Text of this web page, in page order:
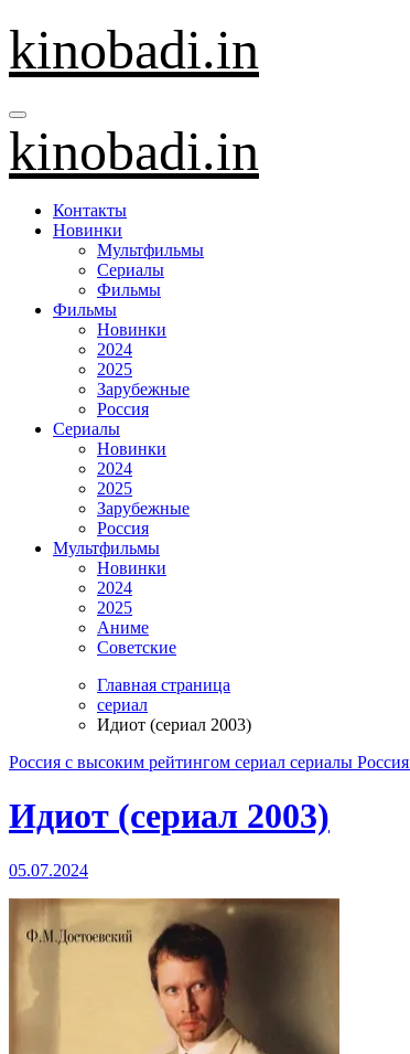
Перейти
содержанию
kinobadi.in
kinobadi.in
Контакты
Новинки
Мультфильмы
Сериалы
Фильмы
Фильмы
Новинки
2024
2025
Зарубежные
Россия
Сериалы
Новинки
2024
2025
Зарубежные
Россия
Мультфильмы
Новинки
2024
2025
Аниме
Советские
Главная страница
сериал
Идиот (сериал 2003)
Россия с высоким рейтингом сериал сериалы Россия
Идиот (сериал 2003)
05.07.2024